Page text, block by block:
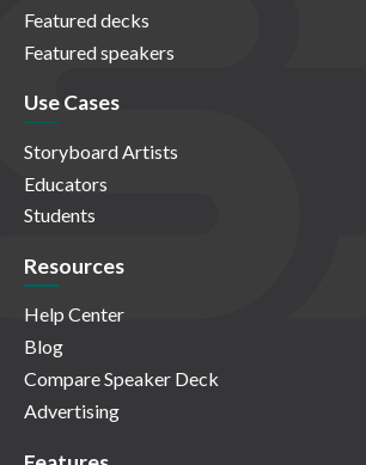
Featured decks
Featured speakers
Use Cases
Storyboard Artists
Educators
Students
Resources
Help Center
Blog
Compare Speaker Deck
Advertising